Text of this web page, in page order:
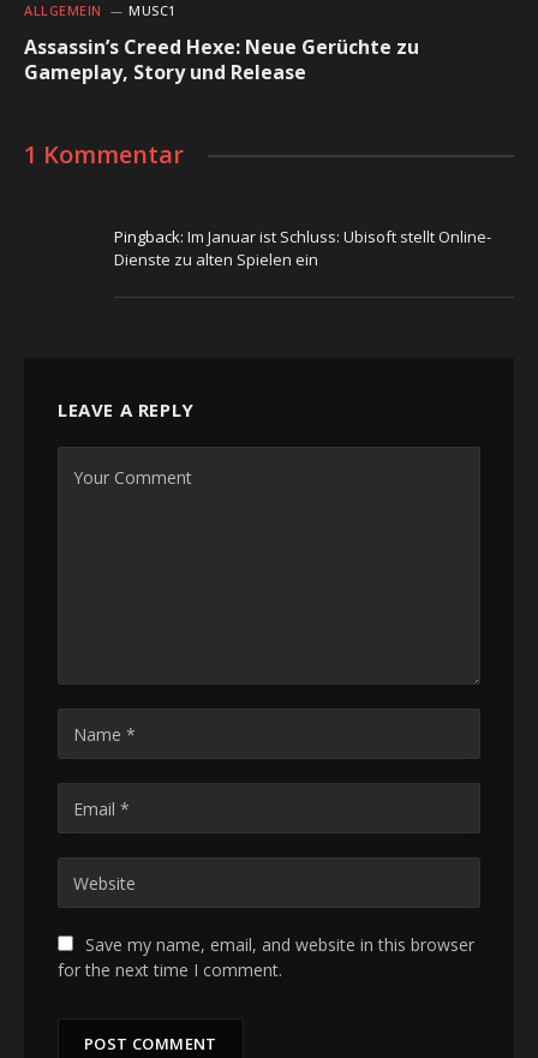
ALLGEMEIN MUSC1
Assassin’s Creed Hexe: Neue Gerüchte zu
Gameplay, Story und Release
1 Kommentar
Pingback: Im Januar ist Schluss: Ubisoft stellt Online-
Dienste zu alten Spielen ein
LEAVE A REPLY
Save my name, email, and website in this browser
for the next time I comment.